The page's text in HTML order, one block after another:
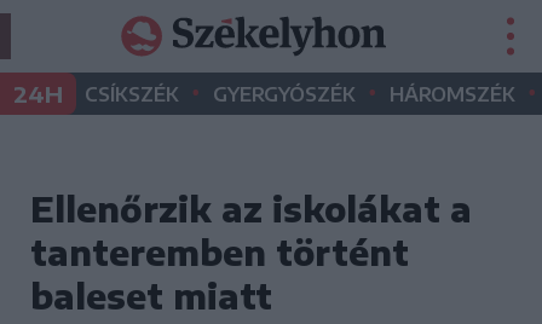
24H CSÍKSZÉK • GYERGYÓSZÉK • HÁROMSZÉK •
Ellenőrzik az iskolákat a
tanteremben történt
baleset miatt